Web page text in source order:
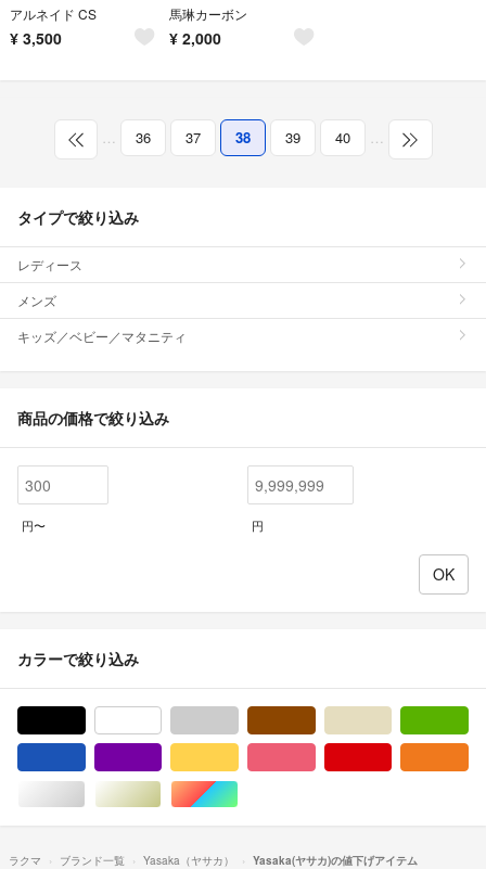
アルネイド CS
¥ 3,500
馬琳カーボン
¥ 2,000
… 36 37 38 39 40 …
タイプで絞り込み
レディース
メンズ
キッズ／ベビー／マタニティ
商品の価格で絞り込み
円〜 円
カラーで絞り込み
シルバー/銀色系ゴールド/金色系マルチカラー
ラクマ ブランド一覧 Yasaka（ヤサカ） Yasaka(ヤサカ)の値下げアイテム